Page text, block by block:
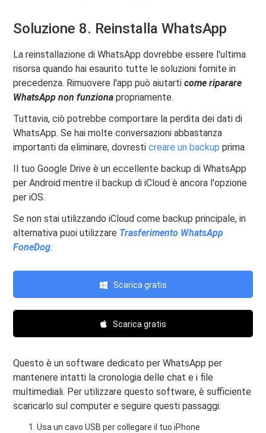
Soluzione 8. Reinstalla WhatsApp
La reinstallazione di WhatsApp dovrebbe essere l'ultima
risorsa quando hai esaurito tutte le soluzioni fornite in
precedenza. Rimuovere l'app può aiutarticome riparare
WhatsAppnon funziona propriamente.
Tuttavia, ciò potrebbe comportare la perdita dei dati di
WhatsApp. Se hai molte conversazioni abbastanza
importanti da eliminare, dovresticreare un backup prima.
Il tuo Google Drive è un eccellente backup di WhatsApp
per Android mentre il backup di iCloud è ancora l'opzione
per iOS.
Se non stai utilizzando iCloud come backup principale, in
alternativa puoi utilizzare Trasferimento WhatsApp
FoneDog.
Scarica gratis
Scarica gratis
Questo è un software dedicato per WhatsApp per
mantenere intatti la cronologia delle chat e i file
multimediali. Per utilizzare questo software, è sufficiente
scaricarlo sul computer e seguire questi passaggi:
Usa un cavo USB per collegare il tuo iPhone